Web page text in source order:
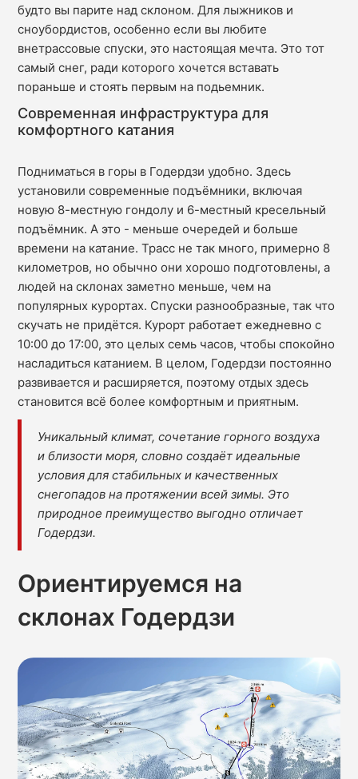
будто вы парите над склоном. Для лыжников и
сноубордистов, особенно если вы любите
внетрассовые спуски, это настоящая мечта. Это тот
самый снег, ради которого хочется вставать
пораньше и стоять первым на подьемник.
Современная инфраструктура для
комфортного катания
Подниматься в горы в Годердзи удобно. Здесь
установили современные подъёмники, включая
новую 8-местную гондолу и 6-местный кресельный
подъёмник. А это - меньше очередей и больше
времени на катание. Трасс не так много, примерно 8
километров, но обычно они хорошо подготовлены, а
людей на склонах заметно меньше, чем на
популярных курортах. Спуски разнообразные, так что
скучать не придётся. Курорт работает ежедневно с
10:00 до 17:00, это целых семь часов, чтобы спокойно
насладиться катанием. В целом, Годердзи постоянно
развивается и расширяется, поэтому отдых здесь
становится всё более комфортным и приятным.
Уникальный климат, сочетание горного воздуха
и близости моря, словно создаёт идеальные
условия для стабильных и качественных
снегопадов на протяжении всей зимы. Это
природное преимущество выгодно отличает
Годердзи.
Ориентируемся на
склонах Годердзи